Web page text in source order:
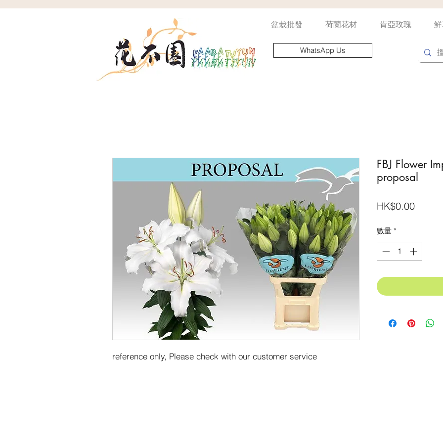
盆栽批發 荷蘭花材 肯亞玫瑰
WhatsApp Us
reference only, Please check with our customer service
FBJ Flower
proposal
HK$0.00價
數量 *